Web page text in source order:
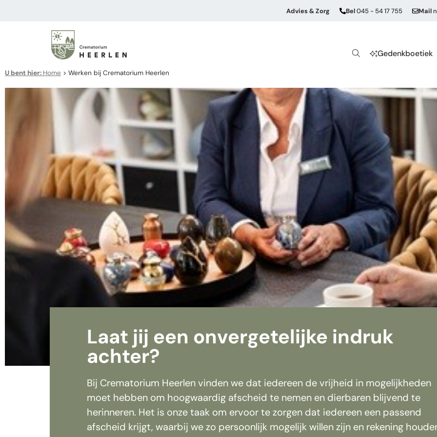
Advies & Zorg Bel045 - 54 17 755 Mail
Gedenkboetiek
U bent hier: Home > Werken bij Crematorium Heerlen
Laat jij een onvergetelijke indruk
achter?
Bij Crematorium Heerlen vinden we dat iedereen de vrijheid in mogelijkheden
moet hebben om hoogwaardig afscheid te nemen en dierbaren blijvend te
herinneren. Het is onze taak om ervoor te zorgen dat iedereen een passend
afscheid krijgt, waarbij we zo persoonlijk mogelijk willen zijn en rekening